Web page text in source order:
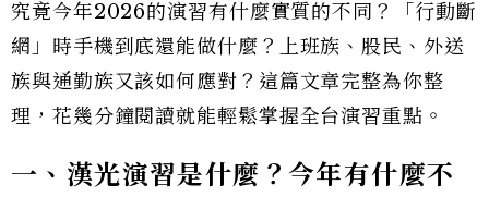
究竟今年2026的演習有什麼實質的不同？「行動斷
網」時手機到底還能做什麼？上班族、股民、外送
族與通勤族又該如何應對？這篇文章完整為你整
理，花幾分鐘閱讀就能輕鬆掌握全台演習重點。
一、漢光演習是什麼？今年有什麼不